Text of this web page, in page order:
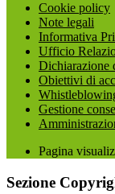
Cookie policy
Note legali
Informativa
Ufficio
Dichiarazione
Obiettivi di
Gestione
Pagina
Sezione